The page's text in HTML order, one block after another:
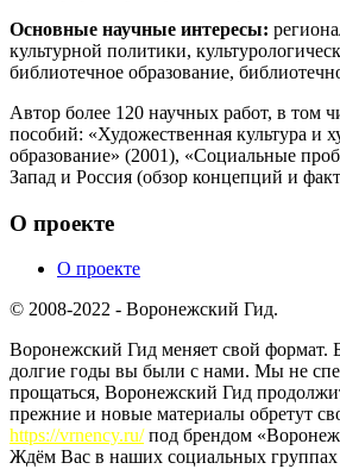
Основные научные интересы:
культурной политики,
библиотечное образование,
Автор более 120 научных работ, в том
пособий: «Художественная культура и
образование» (2001), «Социальные
Запад и Россия (обзор концепций и
О проекте
О проекте
© 2008-2022 - Воронежский Гид.
Воронежский Гид меняет свой формат.
долгие годы вы были с нами. Мы не
прощаться, Воронежский Гид
прежние и новые материалы обретут
https://vrnency.ru/под брендом
Ждём Вас в наших социальных группах